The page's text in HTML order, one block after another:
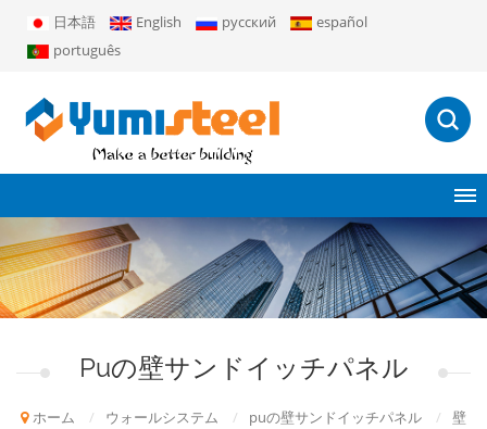
日本語 English русский
español
português
Puの壁サンドイッチパネル
ホーム / ウォールシステム / puの壁サンドイッチパネル /
壁